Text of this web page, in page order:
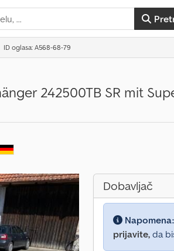
ID oglasa: A568-68-79
242500TB SR mit
Dobavljač
Napomena:
prijavite, da